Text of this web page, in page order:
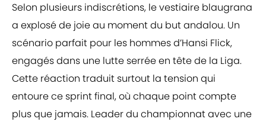
Selon plusieurs indiscrétions, le vestiaire blaugrana
a explosé de joie au moment du but andalou. Un
scénario parfait pour les hommes d’Hansi Flick,
engagés dans une lutte serrée en tête de la Liga.
Cette réaction traduit surtout la tension qui
entoure ce sprint final, où chaque point compte
plus que jamais. Leader du championnat avec une